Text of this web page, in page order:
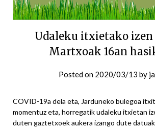
Udaleku itxietako izen
Martxoak 16an
Posted on 2020/03/13 by
COVID-19a dela eta, Jarduneko bulegoa
momentuz eta, horregatik udaleku itxietan
duten gaztetxoek aukera izango dute